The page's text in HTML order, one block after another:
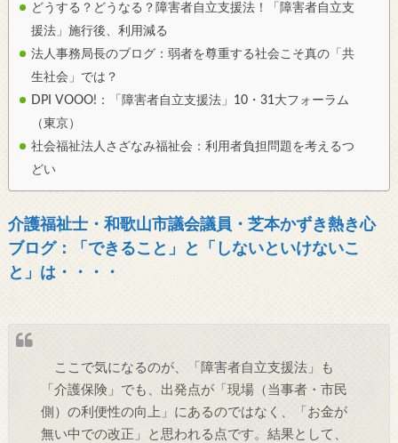
どうする？どうなる？障害者自立支援法！「障害者自立支
援法」施行後、利用減る
法人事務局長のブログ：弱者を尊重する社会こそ真の「共
生社会」では？
DPI VOOO!：「障害者自立支援法」10・31大フォーラム
（東京）
社会福祉法人さざなみ福祉会：利用者負担問題を考えるつ
どい
介護福祉士・和歌山市議会議員・芝本かずき熱き心
ブログ：「できること」と「しないといけないこ
と」は・・・・
ここで気になるのが、「障害者自立支援法」も
「介護保険」でも、出発点が「現場（当事者・市民
側）の利便性の向上」にあるのではなく、「お金が
無い中での改正」と思われる点です。結果として、